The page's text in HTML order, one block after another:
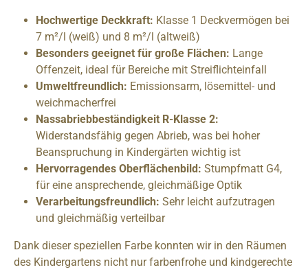
Hochwertige Deckkraft: Klasse 1 Deckvermögen bei
7 m²/l (weiß) und 8 m²/l (altweiß)
Besonders geeignet für große Flächen: Lange
Offenzeit, ideal für Bereiche mit Streiflichteinfall
Umweltfreundlich: Emissionsarm, lösemittel- und
weichmacherfrei
Nassabriebbeständigkeit R-Klasse 2:
Widerstandsfähig gegen Abrieb, was bei hoher
Beanspruchung in Kindergärten wichtig ist
Hervorragendes Oberflächenbild: Stumpfmatt G4,
für eine ansprechende, gleichmäßige Optik
Verarbeitungsfreundlich: Sehr leicht aufzutragen
und gleichmäßig verteilbar
Dank dieser speziellen Farbe konnten wir in den Räumen
des Kindergartens nicht nur farbenfrohe und kindgerechte